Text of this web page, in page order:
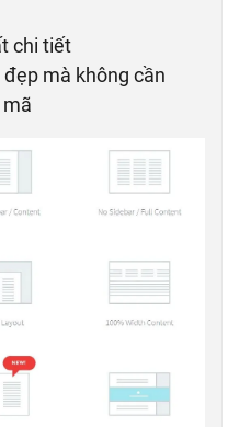
chi tiết
mà không cần